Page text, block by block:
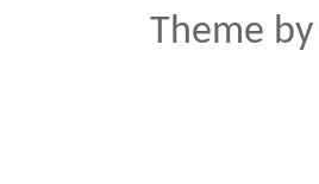
Theme by